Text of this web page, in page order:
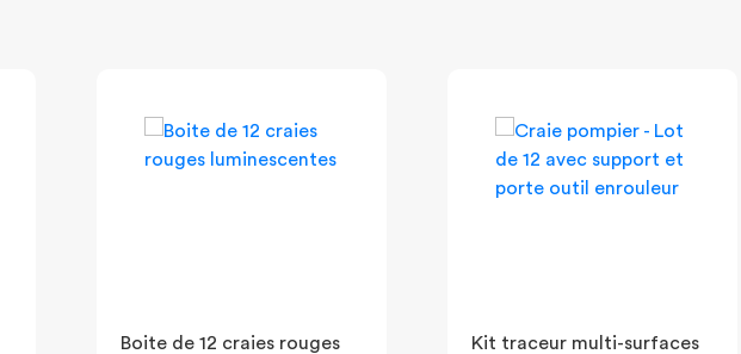
Boite de 12 craies rouges
Kit traceur multi-surfaces